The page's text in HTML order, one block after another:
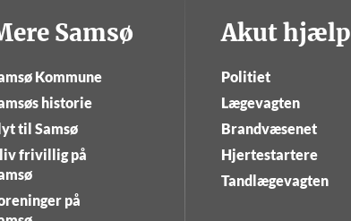
Samsø
Kommune
historie
til Samsø
frivillig på
på
Akut hjælp
Politiet
Lægevagten
Brandvæsenet
Hjertestartere
Tandlægevagten